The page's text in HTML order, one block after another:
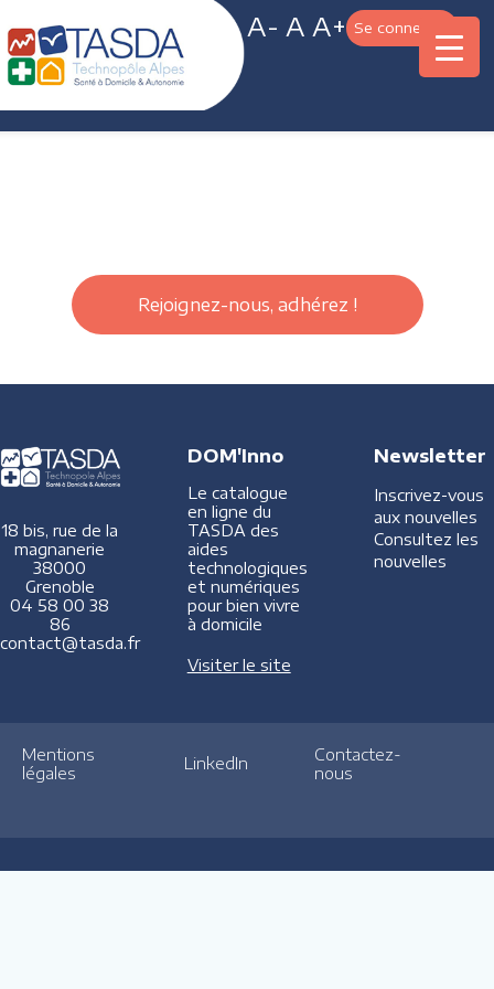
A- A A+ Se connecter
Rejoignez-nous, adhérez !
18 bis, rue de la
magnanerie
38000
Grenoble
04 58 00 38
86
contact@tasda.fr
DOM'Inno
Le catalogue
en ligne du
TASDA des
aides
technologiques
et numériques
pour bien vivre
à domicile
Visiter le site
Newsletter
Inscrivez-vous
aux nouvelles
Consultez les
nouvelles
Mentions
légales
LinkedIn
Contactez-
nous